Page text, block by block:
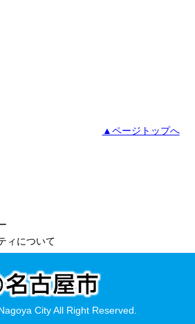
▲ページトップへ
ィについて
City All Right Reserved.